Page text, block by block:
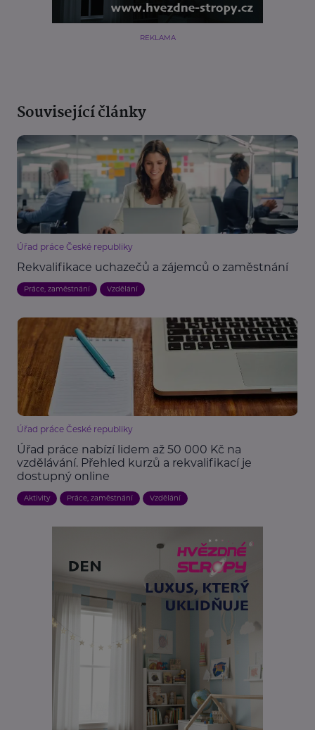
REKLAMA
Související články
Úřad práce České republiky
Rekvalifikace uchazečů a zájemců o zaměstnání
Práce, zaměstnání Vzdělání
Úřad práce České republiky
Úřad práce nabízí lidem až 50 000 Kč na
vzdělávání. Přehled kurzů a rekvalifikací je
dostupný online
Aktivity Práce, zaměstnání Vzdělání